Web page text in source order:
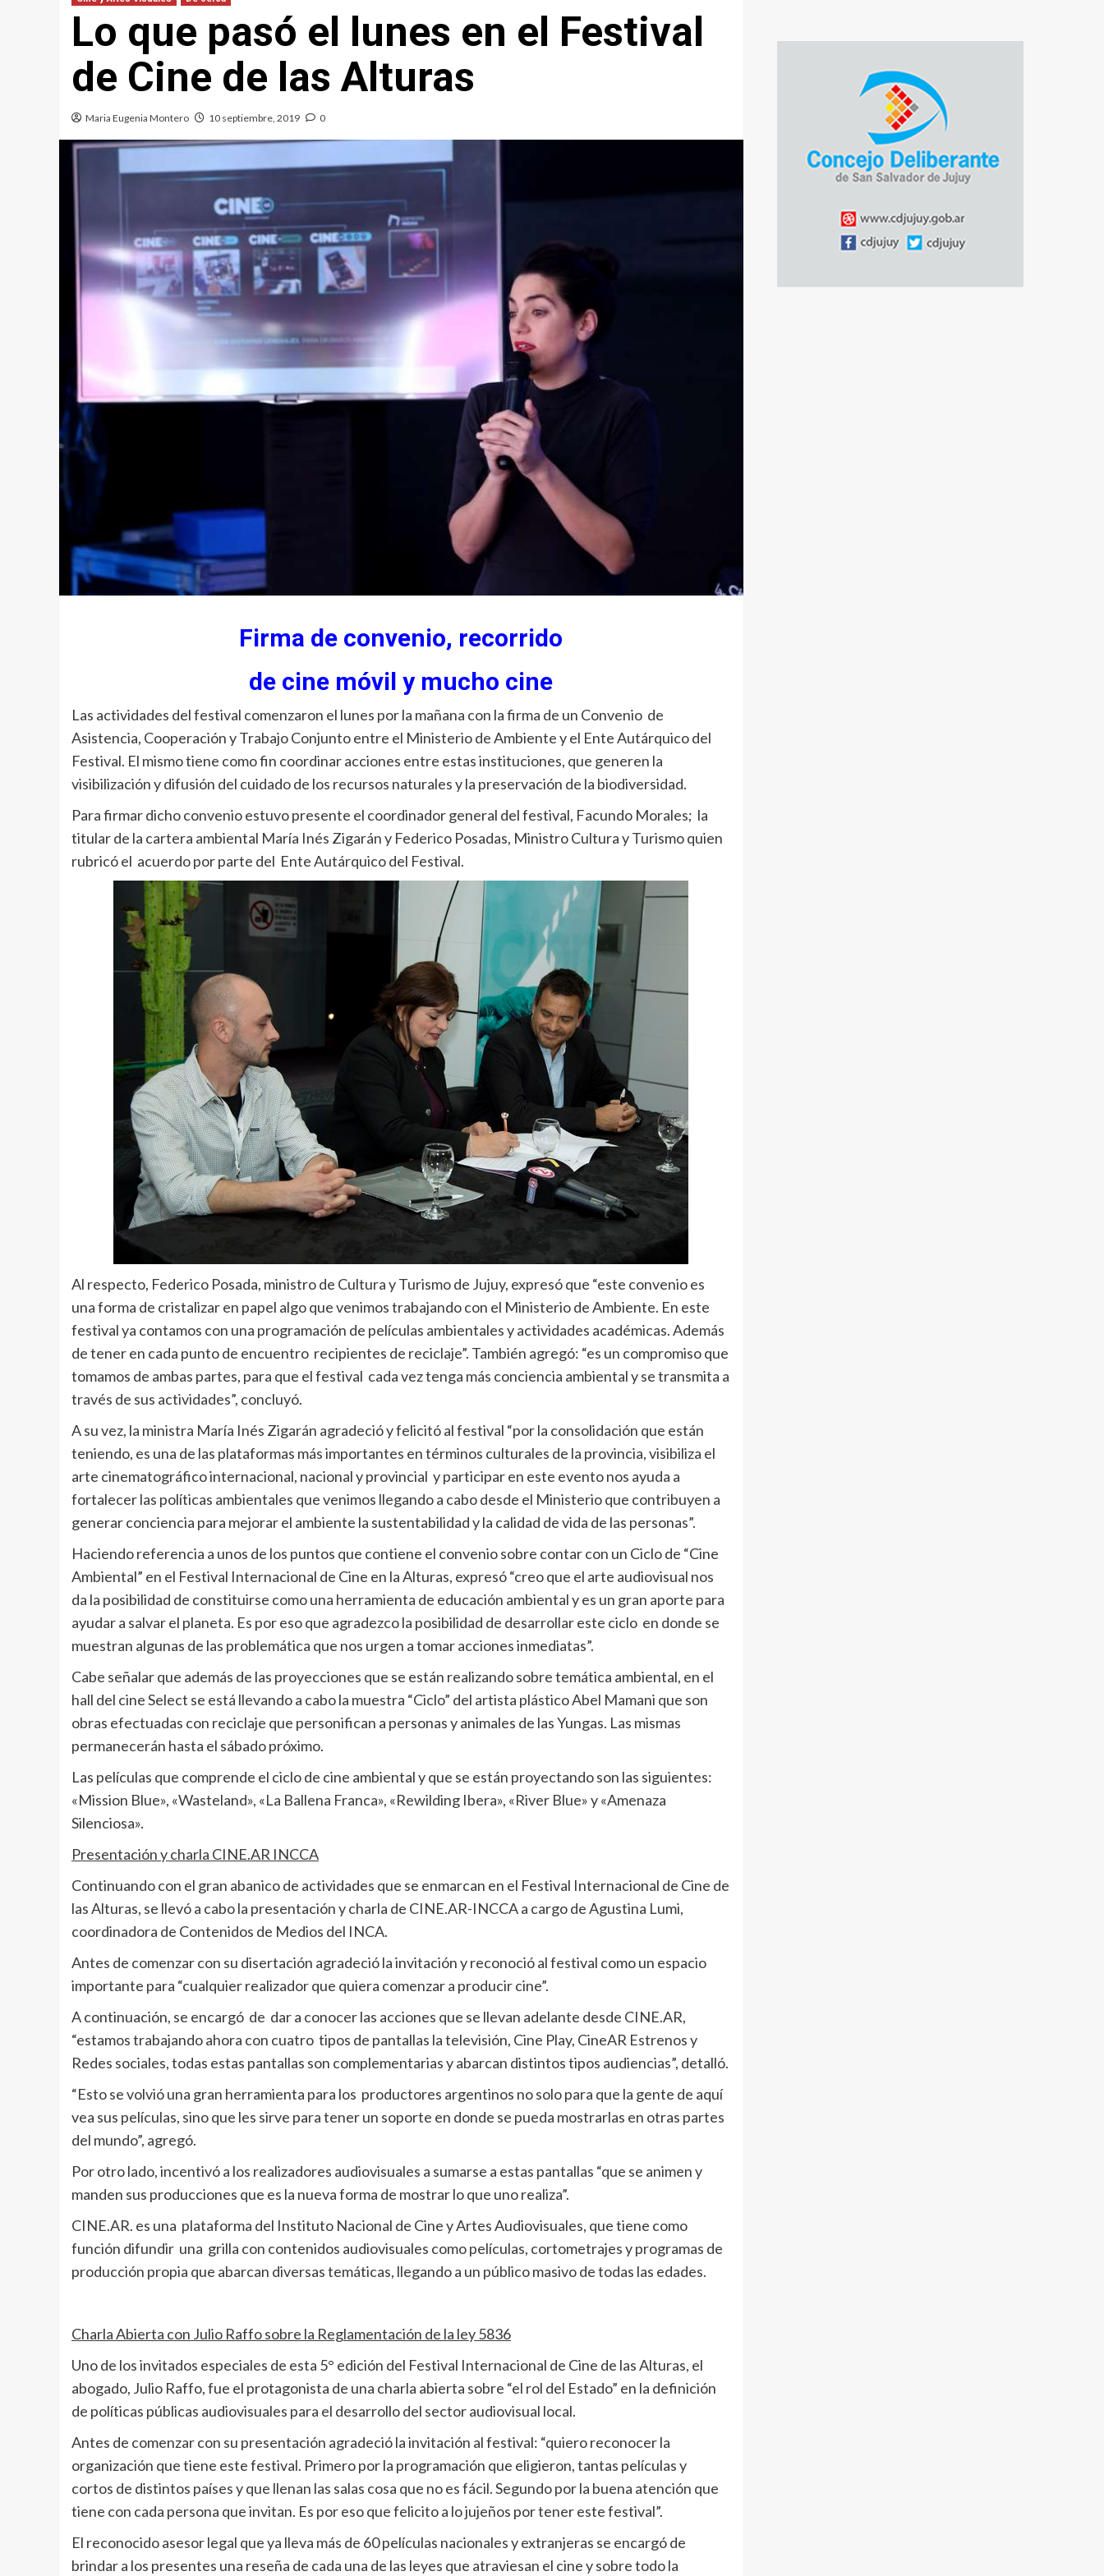
Lo que pasó el lunes en el Festival
de Cine de las Alturas
Maria Eugenia Montero 10 septiembre, 2019 0
Firma de convenio, recorrido
de cine móvil y mucho cine
Las actividades del festival comenzaron el lunes por la mañana con la firma de un Convenio de
Asistencia, Cooperación y Trabajo Conjunto entre el Ministerio de Ambiente y el Ente Autárquico del
Festival. El mismo tiene como fin coordinar acciones entre estas instituciones, que generen la
visibilización y difusión del cuidado de los recursos naturales y la preservación de la biodiversidad.
Para firmar dicho convenio estuvo presente el coordinador general del festival, Facundo Morales; la
titular de la cartera ambiental María Inés Zigarán y Federico Posadas, Ministro Cultura y Turismo quien
rubricó el acuerdo por parte del Ente Autárquico del Festival.
Al respecto, Federico Posada, ministro de Cultura y Turismo de Jujuy, expresó que “este convenio es
una forma de cristalizar en papel algo que venimos trabajando con el Ministerio de Ambiente. En este
festival ya contamos con una programación de películas ambientales y actividades académicas. Además
de tener en cada punto de encuentro recipientes de reciclaje”. También agregó: “es un compromiso que
tomamos de ambas partes, para que el festival cada vez tenga más conciencia ambiental y se transmita a
través de sus actividades”, concluyó.
A su vez, la ministra María Inés Zigarán agradeció y felicitó al festival “por la consolidación que están
teniendo, es una de las plataformas más importantes en términos culturales de la provincia, visibiliza el
arte cinematográfico internacional, nacional y provincial y participar en este evento nos ayuda a
fortalecer las políticas ambientales que venimos llegando a cabo desde el Ministerio que contribuyen a
generar conciencia para mejorar el ambiente la sustentabilidad y la calidad de vida de las personas”.
Haciendo referencia a unos de los puntos que contiene el convenio sobre contar con un Ciclo de “Cine
Ambiental” en el Festival Internacional de Cine en la Alturas, expresó “creo que el arte audiovisual nos
da la posibilidad de constituirse como una herramienta de educación ambiental y es un gran aporte para
ayudar a salvar el planeta. Es por eso que agradezco la posibilidad de desarrollar este ciclo en donde se
muestran algunas de las problemática que nos urgen a tomar acciones inmediatas”.
Cabe señalar que además de las proyecciones que se están realizando sobre temática ambiental, en el
hall del cine Select se está llevando a cabo la muestra “Ciclo” del artista plástico Abel Mamani que son
obras efectuadas con reciclaje que personifican a personas y animales de las Yungas. Las mismas
permanecerán hasta el sábado próximo.
Las películas que comprende el ciclo de cine ambiental y que se están proyectando son las siguientes:
«Mission Blue», «Wasteland», «La Ballena Franca», «Rewilding Ibera», «River Blue» y «Amenaza
Silenciosa».
Presentación y charla CINE.AR INCCA
Continuando con el gran abanico de actividades que se enmarcan en el Festival Internacional de Cine de
las Alturas, se llevó a cabo la presentación y charla de CINE.AR-INCCA a cargo de Agustina Lumi,
coordinadora de Contenidos de Medios del INCA.
Antes de comenzar con su disertación agradeció la invitación y reconoció al festival como un espacio
importante para “cualquier realizador que quiera comenzar a producir cine”.
A continuación, se encargó de dar a conocer las acciones que se llevan adelante desde CINE.AR,
“estamos trabajando ahora con cuatro tipos de pantallas la televisión, Cine Play, CineAR Estrenos y
Redes sociales, todas estas pantallas son complementarias y abarcan distintos tipos audiencias”, detalló.
“Esto se volvió una gran herramienta para los productores argentinos no solo para que la gente de aquí
vea sus películas, sino que les sirve para tener un soporte en donde se pueda mostrarlas en otras partes
del mundo”, agregó.
Por otro lado, incentivó a los realizadores audiovisuales a sumarse a estas pantallas “que se animen y
manden sus producciones que es la nueva forma de mostrar lo que uno realiza”.
CINE.AR. es una plataforma del Instituto Nacional de Cine y Artes Audiovisuales, que tiene como
función difundir una grilla con contenidos audiovisuales como películas, cortometrajes y programas de
producción propia que abarcan diversas temáticas, llegando a un público masivo de todas las edades.
Charla Abierta con Julio Raffo sobre la Reglamentación de la ley 5836
Uno de los invitados especiales de esta 5° edición del Festival Internacional de Cine de las Alturas, el
abogado, Julio Raffo, fue el protagonista de una charla abierta sobre “el rol del Estado” en la definición
de políticas públicas audiovisuales para el desarrollo del sector audiovisual local.
Antes de comenzar con su presentación agradeció la invitación al festival: “quiero reconocer la
organización que tiene este festival. Primero por la programación que eligieron, tantas películas y
cortos de distintos países y que llenan las salas cosa que no es fácil. Segundo por la buena atención que
tiene con cada persona que invitan. Es por eso que felicito a lo jujeños por tener este festival”.
El reconocido asesor legal que ya lleva más de 60 películas nacionales y extranjeras se encargó de
brindar a los presentes una reseña de cada una de las leyes que atraviesan el cine y sobre todo la